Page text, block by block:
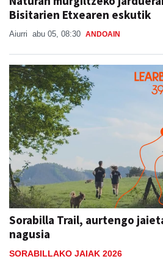
Bisitarien Etxearen eskutik
Aiurri abu 05, 08:30 ANDOAIN
Sorabilla Trail, aurtengo
nagusia
SORABILLAKO JAIAK 2026